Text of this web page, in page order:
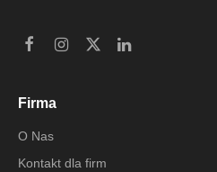
Firma
O Nas
Kontakt dla firm